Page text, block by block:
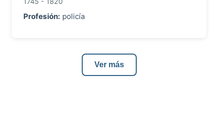
Profesión: policía
Ver más